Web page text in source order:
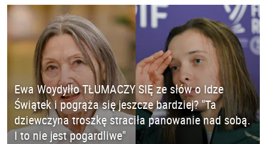
Ewa Woydyłło TŁUMACZY SIĘ ze słów o Idze
Świątek i pogrąża się jeszcze bardziej? "Ta
dziewczyna troszkę straciła panowanie nad sobą.
I to nie jest pogardliwe"